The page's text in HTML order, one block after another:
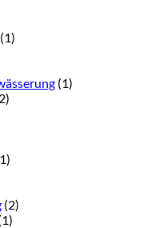
(1)
(1)
(2)